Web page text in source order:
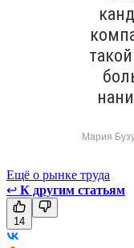
Мария
Ещё о рынке труда
↩ К другим статьям
14